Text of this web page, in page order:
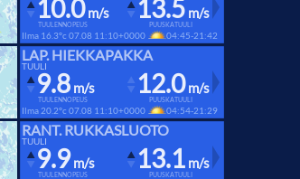
TUULENNOPEUS
10.0 m/s
PUUSKATUULI
13.5 m/s
Ilma 16.3°c 07.08 11:10+0000 04:45-21:42
LAP. HIEKKAPAKKA
TUULI
TUULENNOPEUS
9.8 m/s
PUUSKATUULI
12.0 m/s
Ilma 20.2°c 07.08 11:10+0000 04:54-21:29
RANT. RUKKASLUOTO
TUULI
TUULENNOPEUS
9.9 m/s
PUUSKATUULI
13.1 m/s